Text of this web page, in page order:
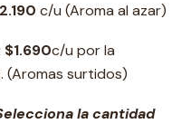
c/u (Aroma al azar)
$1.690c/u por la
(Aromas surtidos)
la cantidad